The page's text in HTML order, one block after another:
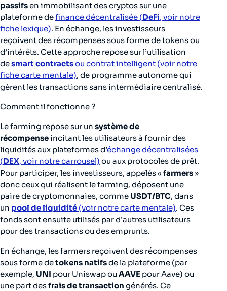
passifsen immobilisant des cryptos sur une
plateforme definance décentralisée (DeFi, voir notre
fiche lexique). En échange, les investisseurs
reçoivent des récompenses sous forme de tokens ou
d’intérêts. Cette approche repose sur l’utilisation
desmart contractsou contrat intelligent (voir notre
fiche carte mentale), de programme autonome qui
gèrent les transactions sans intermédiaire centralisé.
Comment il fonctionne ?
Le farming repose sur un système de
récompenseincitant les utilisateurs à fournir des
liquidités aux plateformes d’échange décentralisées
(DEX, voir notre carrousel) ou aux protocoles de prêt.
Pour participer, les investisseurs, appelés « farmers »
donc ceux qui réalisent le farming, déposent une
paire de cryptomonnaies, comme USDT/BTC, dans
un pool de liquidité (voir notre carte mentale). Ces
fonds sont ensuite utilisés par d’autres utilisateurs
pour des transactions ou des emprunts.
En échange, les farmers reçoivent des récompenses
sous forme detokens natifsde la plateforme (par
exemple, UNI pour Uniswap ou AAVE pour Aave) ou
une part desfrais de transaction générés. Ce